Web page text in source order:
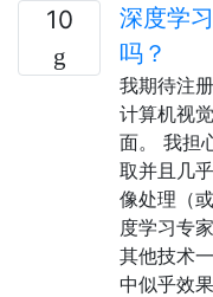
10
深度学
吗？
我期待注
计算机视
面。 我担
取并且几
像处理（
度学习专
其他技术
中似乎效